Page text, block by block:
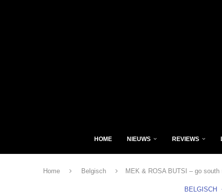
HOME NIEUWS REVIEWS
Home Belgisch MEK & ROSA BUTSI – go south
BELGISCH